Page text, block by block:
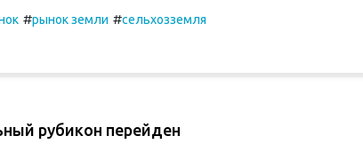
#рынок земли #сельхозземля
рубикон перейден